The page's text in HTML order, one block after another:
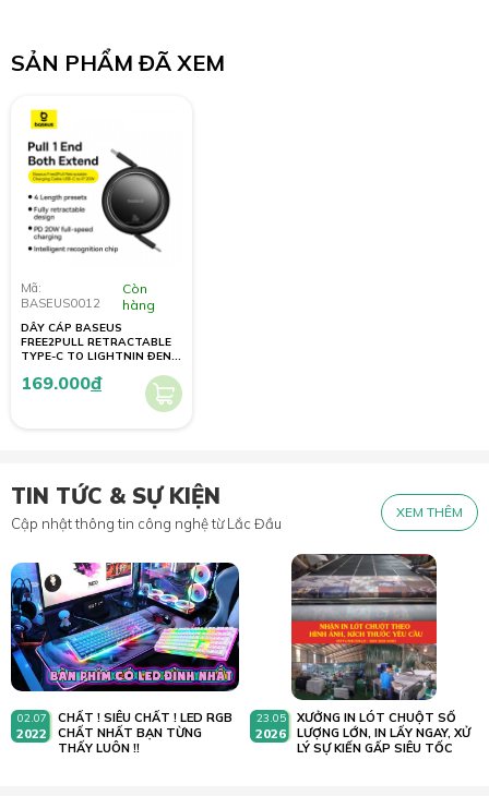
SẢN PHẨM ĐÃ XEM
Mã:
BASEUS0012
Còn
hàng
DÂY CÁP BASEUS
FREE2PULL RETRACTABLE
TYPE-C TO LIGHTNIN ĐEN
169.000đ
TIN TỨC & SỰ KIỆN
Cập nhật thông tin công nghệ từ Lắc Đầu
XEM THÊM
02.07
2022
CHẤT ! SIÊU CHẤT ! LED RGB
CHẤT NHẤT BẠN TỪNG
THẤY LUÔN !!
23.05
2026
XƯỞNG IN LÓT CHUỘT SỐ
LƯỢNG LỚN, IN LẤY NGAY, XỬ
LÝ SỰ KIẾN GẤP SIÊU TỐC